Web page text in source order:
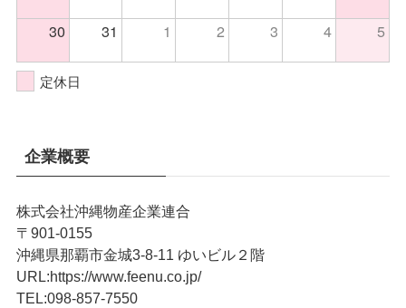
30
31 1 2 3 4 5
定休日
企業概要
株式会社沖縄物産企業連合
〒901-0155
沖縄県那覇市金城3-8-11 ゆいビル２階
URL:https://www.feenu.co.jp/
TEL:098-857-7550